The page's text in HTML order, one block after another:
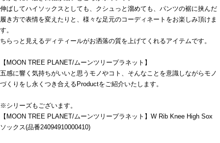
伸ばしてハイソックスとしても、クシュっと溜めても、パンツの裾に挟んだ
履き方で表情を変えたりと、様々な足元のコーディネートをお楽しみ頂けま
す。
ちらっと見えるディティールがお洒落の質を上げてくれるアイテムです。
【MOON TREE PLANET/ムーンツリープラネット】
五感に響く気持ちがいいと思うモノやコト、そんなことを意識しながらモノ
づくりをし永くつき合えるProductをご紹介いたします。
※シリーズもございます。
【MOON TREE PLANET/ムーンツリープラネット】W Rib Knee High Sox
ソックス(品番24094910000410)